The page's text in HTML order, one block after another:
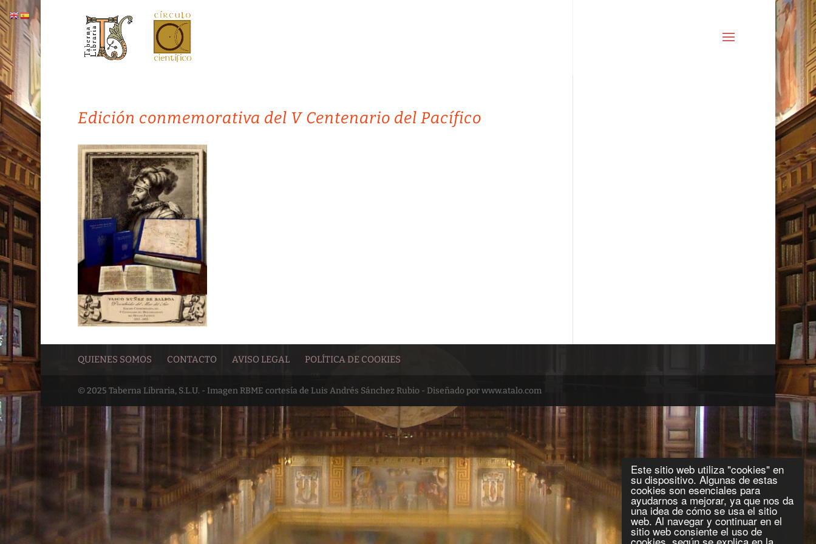
Este sitio web utiliza "cookies" en
su dispositivo. Algunas de estas
cookies son esenciales para
ayudarnos a mejorar, ya que nos da
una idea de cómo se usa el sitio
web. Al navegar y continuar en el
sitio web consiente el uso de
Edición conmemorativa del V Centenario del Pacífico
QUIENES SOMOS CONTACTO AVISO LEGAL POLÍTICA DE COOKIES
© 2025 Taberna Libraria, S.L.U. - Imagen RBME cortesía de Luis Andrés Sánchez Rubio - Diseñado por www.atalo.com